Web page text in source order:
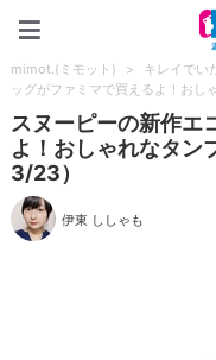
mimot.(ミモット) > キレイでい
ッグがファミマで買えるよ！おし
スヌーピーの新作エ
よ！おしゃれなタン
3/23）
伊東 ししゃも